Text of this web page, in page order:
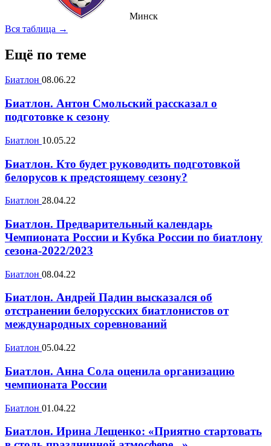
Минск
Вся таблица →
Ещё по теме
Биатлон 08.06.22
Биатлон. Антон Смольский рассказал о
подготовке к сезону
Биатлон 10.05.22
Биатлон. Кто будет руководить подготовкой
белорусов к предстоящему сезону?
Биатлон 28.04.22
Биатлон. Предварительный календарь
Чемпионата России и Кубка России по биатлону
сезона-2022/2023
Биатлон 08.04.22
Биатлон. Андрей Падин высказался об
отстранении белорусских биатлонистов от
международных соревнований
Биатлон 05.04.22
Биатлон. Анна Сола оценила организацию
чемпионата России
Биатлон 01.04.22
Биатлон. Ирина Лещенко: «Приятно стартовать